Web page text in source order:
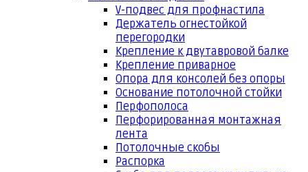
V-подвес для профнастила
Держатель огнестойкой
перегородки
Крепление к двутавровой балке
Крепление приварное
Опора для консолей без опоры
Основание потолочной стойки
Перфополоса
Перфорированная монтажная
лента
Потолочные скобы
Распорка